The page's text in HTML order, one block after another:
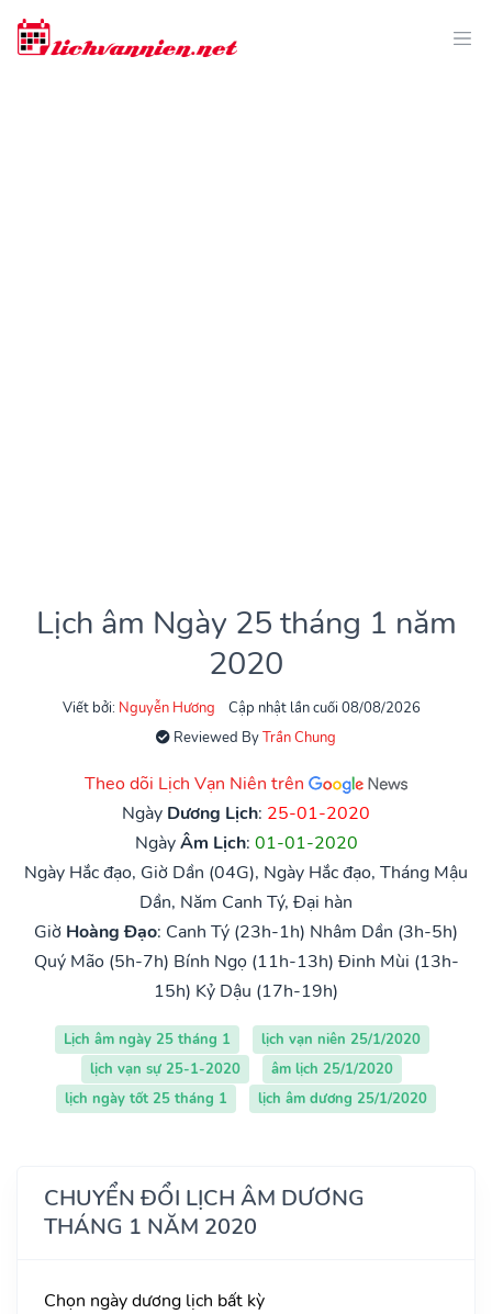
Lịch âm Ngày 25 tháng 1 năm
2020
Viết bởi: Nguyễn Hương
Cập nhật lần cuối 08/08/2026
Reviewed ByTrần Chung
Theo dõi Lịch Vạn Niên trên
Ngày Dương Lịch: 25-01-2020
NgàyÂm Lịch: 01-01-2020
Ngày Hắc đạo, Giờ Dần (04G), Ngày Hắc đạo, Tháng Mậu
Dần, Năm Canh Tý, Đại hàn
Giờ Hoàng Đạo: Canh Tý (23h-1h) Nhâm Dần (3h-5h)
Quý Mão (5h-7h) Bính Ngọ (11h-13h) Đinh Mùi (13h-
15h) Kỷ Dậu (17h-19h)
Lịch âm ngày 25 tháng 1
lịch vạn niên 25/1/2020
lịch vạn sự 25-1-2020
âm lịch 25/1/2020
lịch ngày tốt 25 tháng 1
lịch âm dương 25/1/2020
CHUYỂN ĐỔI LỊCH ÂM DƯƠNG
THÁNG 1 NĂM 2020
Chọn ngày dương lịch bất kỳ